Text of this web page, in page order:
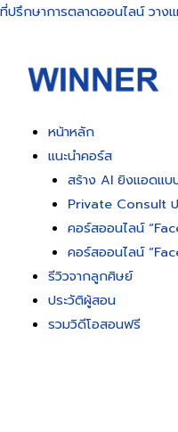
ที่ปรึกษาการตลาดออนไลน์ วาง
หน้าหลัก
แนะนำคอร์ส
สร้าง AI ยิงแอดแบ
Private Consult
คอร์สออนไลน์
คอร์สออนไลน์
รีวิวจากลูกศิษย์
ประวัติผู้สอน
รวมวิดีโอสอนฟรี